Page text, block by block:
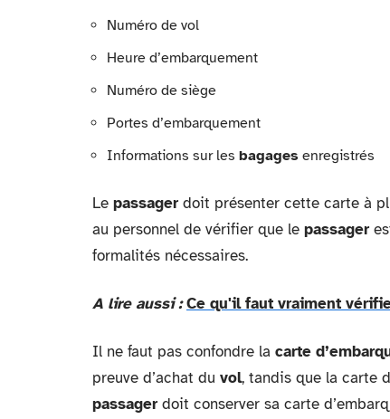
Numéro de vol
Heure d’embarquement
Numéro de siège
Portes d’embarquement
Informations sur les bagages enregistrés
Le passager doit présenter cette carte à
au personnel de vérifier que le passager
formalités nécessaires.
A lire aussi : Ce qu'il faut vraiment
Il ne faut pas confondre la carte
preuve d’achat du vol, tandis que la carte
passager doit conserver sa carte